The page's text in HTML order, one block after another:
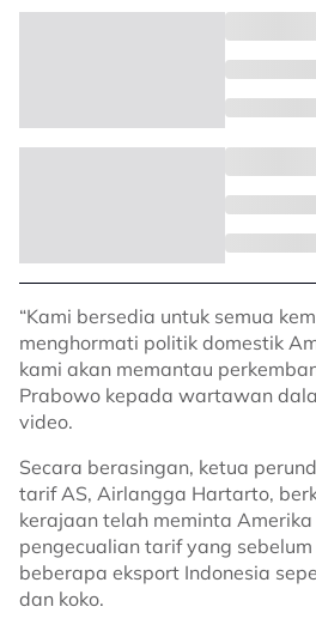
“Kami bersedia untuk semua
menghormati politik domestik
kami akan memantau
Prabowo kepada wartawan
video.
Secara berasingan, ketua
tarif AS, Airlangga Hartarto,
kerajaan telah meminta
pengecualian tarif yang
beberapa eksport Indonesia
dan koko.